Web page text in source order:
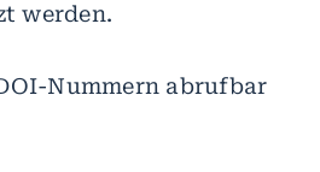
werden.
Nummern abrufbar